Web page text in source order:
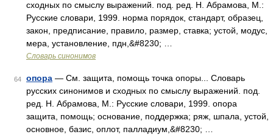
сходных по смыслу выражений. под. ред. Н. Абрамова, М.:
Русские словари, 1999. норма порядок, стандарт, образец,
закон, предписание, правило, размер, ставка; устой, модус,
мера, установление, пдн,&#8230; …
Словарь синонимов
64 опора — См. защита, помощь точка опоры... Словарь
русских синонимов и сходных по смыслу выражений. под.
ред. Н. Абрамова, М.: Русские словари, 1999. опора
защита, помощь; основание, поддержка; ряж, шпала, устой,
основное, базис, оплот, палладиум,&#8230; …